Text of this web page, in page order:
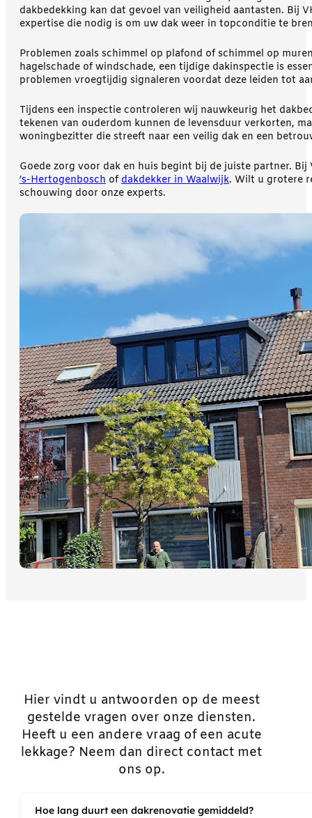
dakbedekking kan dat gevoel van veiligheid aantasten. Bij
expertise die nodig is om uw dak weer in topconditie te
Problemen zoals schimmel op plafond of schimmel op
hagelschade of windschade, een tijdige dakinspectie is
problemen vroegtijdig signaleren voordat deze leiden tot
Tijdens een inspectie controleren wij nauwkeurig het
tekenen van ouderdom kunnen de levensduur verkorten,
woningbezitter die streeft naar een veilig dak en een
Goede zorg voor dak en huis begint bij de juiste partner.
‘s-Hertogenbosch of dakdekker in Waalwijk. Wilt u grotere
schouwing door onze experts.
Hier vindt u antwoorden op de meest
gestelde vragen over onze diensten.
Heeft u een andere vraag of een acute
lekkage? Neem dan direct contact met
ons op.
Hoe lang duurt een dakrenovatie gemiddeld?